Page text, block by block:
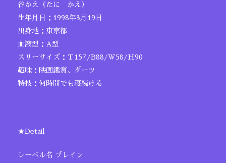
谷かえ（たに かえ）
生年月日：1998年3月19日
出身地：東京都
血液型：A型
スリーサイズ：Ｔ157/B88/W58/H90
趣味：映画鑑賞、ダーツ
特技：何時間でも寝続ける
★Detail
レーベル名 ブレイン